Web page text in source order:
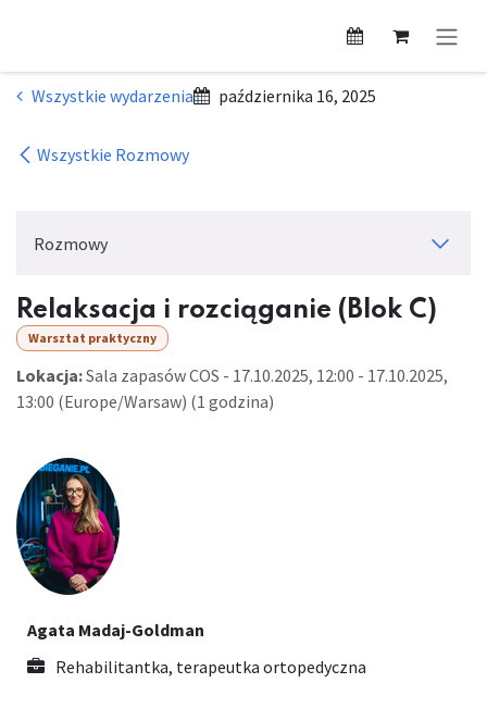
Wszystkie wydarzenia października 16, 2025
Wszystkie Rozmowy
Rozmowy
Relaksacja i rozciąganie (Blok C)
Warsztat praktyczny
Lokacja:Sala zapasów COS - 17.10.2025, 12:00 - 17.10.2025,
13:00 (Europe/Warsaw) (1 godzina)
Agata Madaj-Goldman
Rehabilitantka, terapeutka ortopedyczna